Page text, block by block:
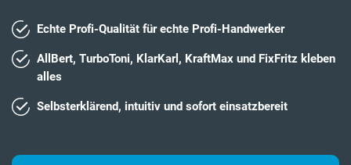
Echte Profi-Qualität für echte Profi-Handwerker
AllBert, TurboToni, KlarKarl, KraftMax und FixFritz kleben
alles
Selbsterklärend, intuitiv und sofort einsatzbereit